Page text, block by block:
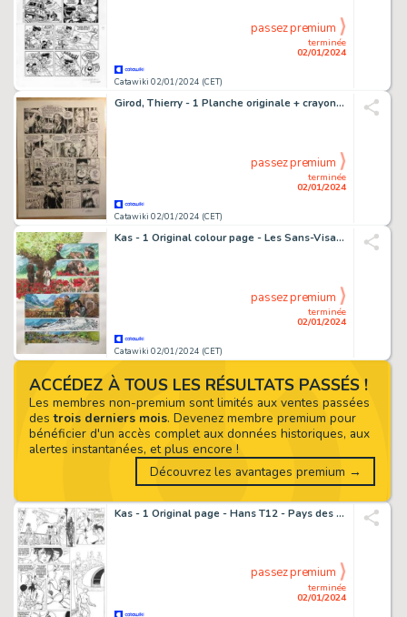
Catawiki 02/01/2024 (CET)
terminée
02/01/2024
passez premium
Girod, Thierry - 1 Planche originale + crayonné original - Durango T15 - Le Cobra - 2009
Catawiki 02/01/2024 (CET)
terminée
02/01/2024
passez premium
Kas - 1 Original colour page - Les Sans-Visages - 2019
Catawiki 02/01/2024 (CET)
terminée
02/01/2024
passez premium
Kas - 1 Original page - Hans T12 - Pays des abysses - 2000
terminée
02/01/2024
passez premium
ACCÉDEZ À TOUS LES RÉSULTATS PASSÉS !
Les membres non-premium sont limités aux ventes passées
destrois derniers mois. Devenez membre premium pour
bénéficier d'un accès complet aux données historiques, aux
alertes instantanées, et plus encore !
Découvrez les avantages premium →